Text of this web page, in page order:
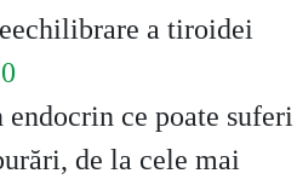
a tiroidei
ce poate suferi
de la cele mai